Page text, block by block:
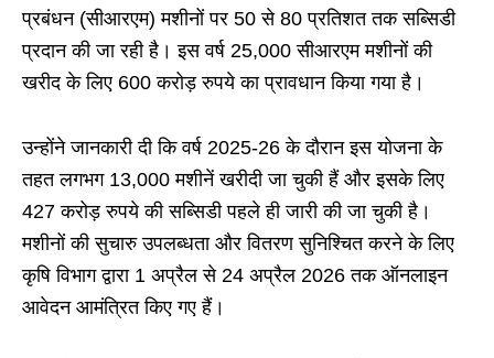
प्रबंधन (सीआरएम) मशीनों पर 50 से 80 प्रतिशत तक सब्सिडी
प्रदान की जा रही है। इस वर्ष 25,000 सीआरएम मशीनों की
खरीद के लिए 600 करोड़ रुपये का प्रावधान किया गया है।
उन्होंने जानकारी दी कि वर्ष 2025-26 के दौरान इस योजना के
तहत लगभग 13,000 मशीनें खरीदी जा चुकी हैं और इसके लिए
427 करोड़ रुपये की सब्सिडी पहले ही जारी की जा चुकी है।
मशीनों की सुचारु उपलब्धता और वितरण सुनिश्चित करने के लिए
कृषि विभाग द्वारा 1 अप्रैल से 24 अप्रैल 2026 तक ऑनलाइन
आवेदन आमंत्रित किए गए हैं।